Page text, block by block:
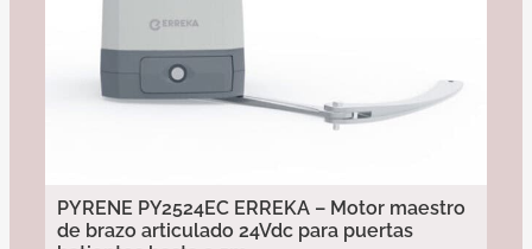
PYRENE PY2524EC ERREKA – Motor maestro
de brazo articulado 24Vdc para puertas